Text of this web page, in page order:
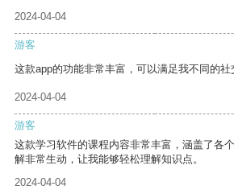
2024-04-04
游客
这款app的功能非常丰富，可以满足我不同的社
2024-04-04
游客
这款学习软件的课程内容非常丰富，涵盖了各
解非常生动，让我能够轻松理解知识点。
2024-04-04